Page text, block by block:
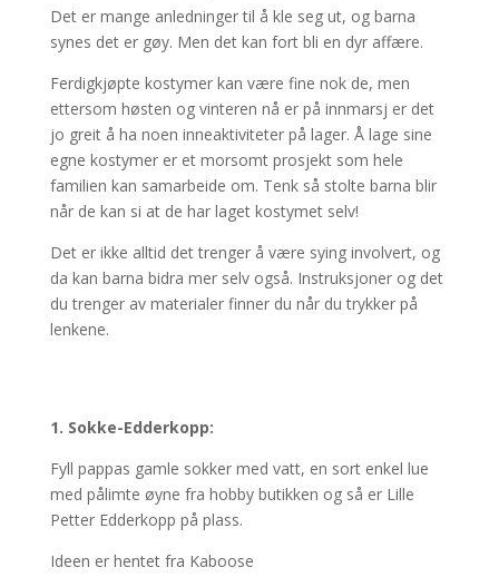
Det er mange anledninger til å kle seg ut, og barna
synes det er gøy. Men det kan fort bli en dyr affære.
Ferdigkjøpte kostymer kan være fine nok de, men
ettersom høsten og vinteren nå er på innmarsj er det
jo greit å ha noen inneaktiviteter på lager. Å lage sine
egne kostymer er et morsomt prosjekt som hele
familien kan samarbeide om. Tenk så stolte barna blir
når de kan si at de har laget kostymet selv!
Det er ikke alltid det trenger å være sying involvert, og
da kan barna bidra mer selv også. Instruksjoner og det
du trenger av materialer finner du når du trykker på
lenkene.
1. Sokke-Edderkopp:
Fyll pappas gamle sokker med vatt, en sort enkel lue
med pålimte øyne fra hobby butikken og så er Lille
Petter Edderkopp på plass.
Ideen er hentet fra Kaboose